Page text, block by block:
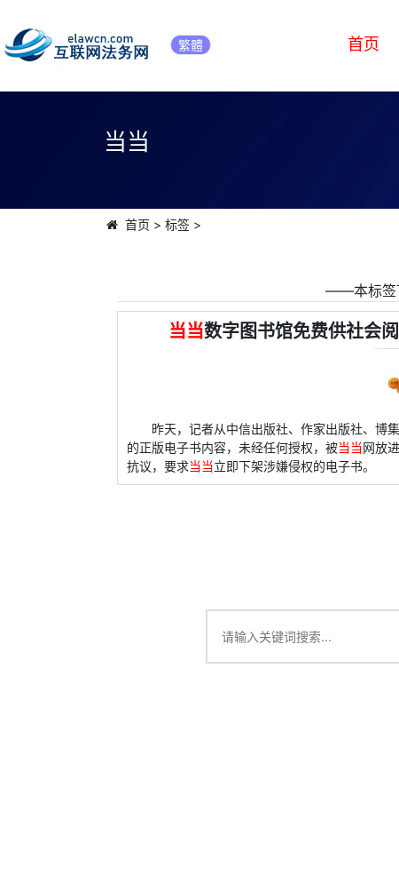
繁體 首页
当当
首页 > 标签>
――本标签
当当数字图书馆免费供社会
昨天，记者从中信出版社、作家出版社、博
的正版电子书内容，未经任何授权，被当当网放
抗议，要求当当立即下架涉嫌侵权的电子书。